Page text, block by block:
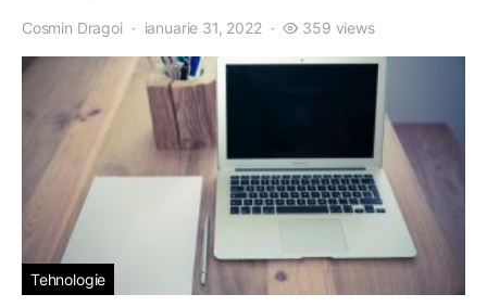
Cosmin Dragoi ianuarie 31, 2022 359 views
Tehnologie